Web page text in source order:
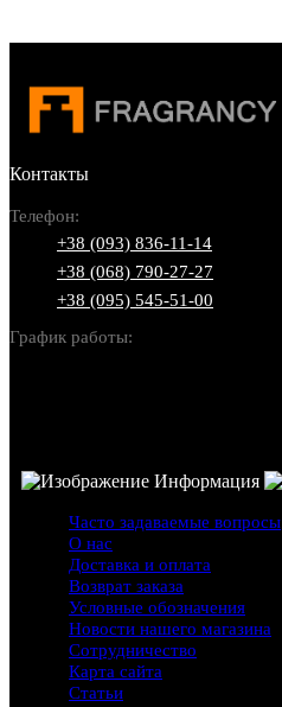
Контакты
Телефон:
+38 (093) 836-11-14
+38 (068) 790-27-27
+38 (095) 545-51-00
График работы:
Информация
Часто задаваемые вопросы
О нас
Доставка и оплата
Возврат заказа
Условные обозначения
Новости нашего магазина
Сотрудничество
Карта сайта
Статьи